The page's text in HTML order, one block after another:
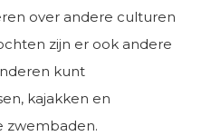
over andere culturen
zijn er ook andere
kunt
kajakken en
zwembaden.